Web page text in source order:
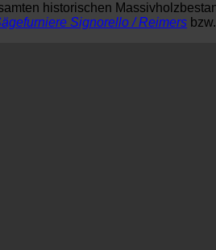
historischen
Signorello / Reimers bzw.